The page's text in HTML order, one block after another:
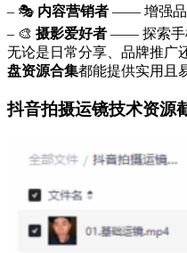
– 🎭 内容营销者 —— 增强品
– 🎨 摄影爱好者 —— 探索手
无论是日常分享、品牌推广
盘资源合集都能提供实用且
抖音拍摄运镜技术资源